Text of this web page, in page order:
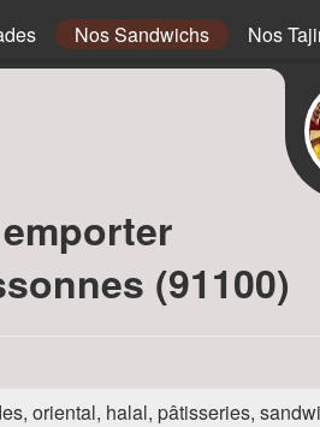
Nos Sandwichs Nos
(91100)
oriental, halal, pâtisseries,